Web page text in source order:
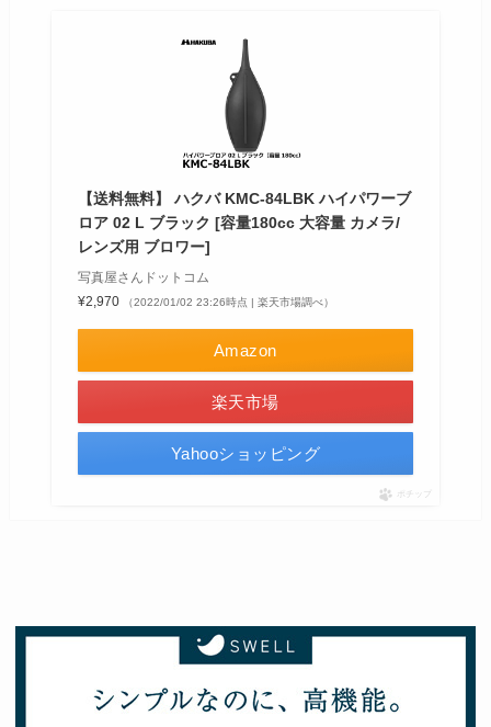
【送料無料】 ハクバ KMC-84LBK ハイパワーブ
ロア 02 L ブラック [容量180cc 大容量 カメラ/
レンズ用 ブロワー]
写真屋さんドットコム
¥2,970
（2022/01/02 23:26時点 | 楽天市場調べ）
Amazon
楽天市場
Yahooショッピング
ポチップ